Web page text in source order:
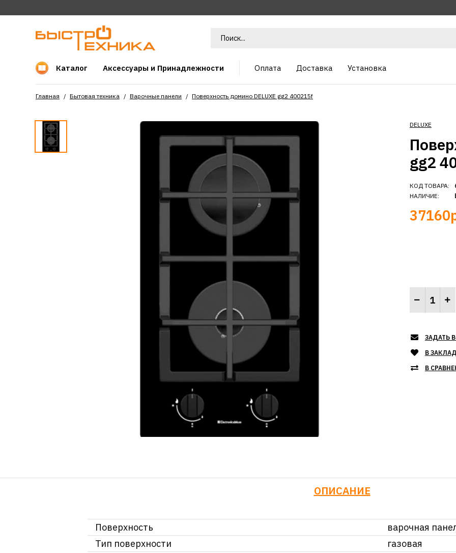
Каталог Аксессуары и Принадлежности Оплата Доставка Установка
Главная Бытовая техника Варочные панели Поверхность домино DELUXE gg2 400215f
DELUXE
gg2
КОД ТОВАРА:
НАЛИЧИЕ:
ЗАДАТЬ
В
В
ОПИСАНИЕ
Поверхность
варочная
Тип поверхности
газовая